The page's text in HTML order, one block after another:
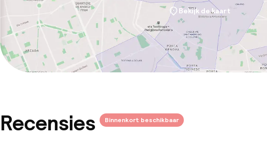
Bekijk de kaart
Recensies Binnenkort beschikbaar